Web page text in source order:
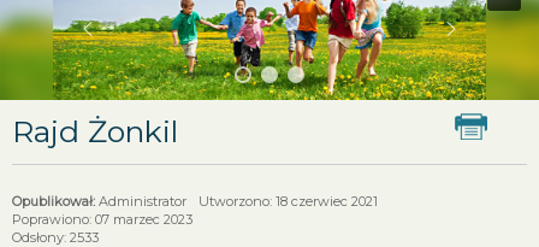
Rajd Żonkil
Administrator
Utworzono: 18 czerwiec 2021
Poprawiono: 07 marzec 2023
Odsłony: 2533